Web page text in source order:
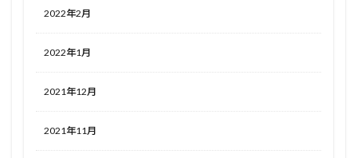
2022年2月
2022年1月
2021年12月
2021年11月